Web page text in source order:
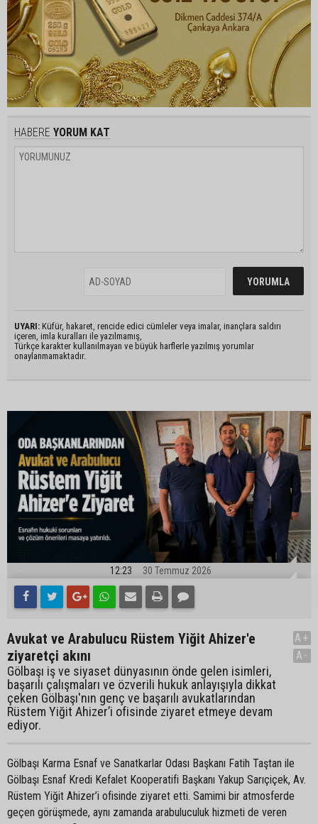
HABERE YORUM KAT
UYARI: Küfür, hakaret, rencide edici cümleler veya imalar, inançlara saldırı
içeren, imla kuralları ile yazılmamış,
Türkçe karakter kullanılmayan ve büyük harflerle yazılmış yorumlar
onaylanmamaktadır.
12:23 30 Temmuz 2026
Avukat ve Arabulucu Rüstem Yiğit Ahizer'e
ziyaretçi akını
Gölbaşı iş ve siyaset dünyasının önde gelen isimleri,
başarılı çalışmaları ve özverili hukuk anlayışıyla dikkat
çeken Gölbaşı'nın genç ve başarılı avukatlarından
Rüstem Yiğit Ahizer’i ofisinde ziyaret etmeye devam
ediyor.
A+
A-
Gölbaşı Karma Esnaf ve Sanatkarlar Odası Başkanı Fatih Taştan ile
Gölbaşı Esnaf Kredi Kefalet Kooperatifi Başkanı Yakup Sarıçiçek, Av.
Rüstem Yiğit Ahizer’i ofisinde ziyaret etti. Samimi bir atmosferde
geçen görüşmede, aynı zamanda arabuluculuk hizmeti de veren